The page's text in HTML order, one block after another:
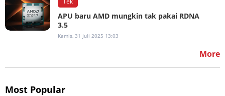
APU baru AMD mungkin tak pakai RDNA
3.5
Kamis, 31 Juli 2025 13:03
More
Most Popular